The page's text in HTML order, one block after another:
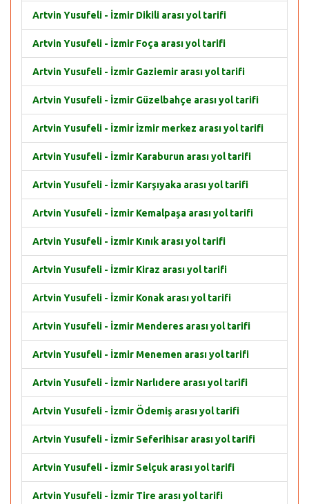
Artvin Yusufeli - İzmir Dikili arası yol tarifi
Artvin Yusufeli - İzmir Foça arası yol tarifi
Artvin Yusufeli - İzmir Gaziemir arası yol tarifi
Artvin Yusufeli - İzmir Güzelbahçe arası yol tarifi
Artvin Yusufeli - İzmir İzmir merkez arası yol tarifi
Artvin Yusufeli - İzmir Karaburun arası yol tarifi
Artvin Yusufeli - İzmir Karşıyaka arası yol tarifi
Artvin Yusufeli - İzmir Kemalpaşa arası yol tarifi
Artvin Yusufeli - İzmir Kınık arası yol tarifi
Artvin Yusufeli - İzmir Kiraz arası yol tarifi
Artvin Yusufeli - İzmir Konak arası yol tarifi
Artvin Yusufeli - İzmir Menderes arası yol tarifi
Artvin Yusufeli - İzmir Menemen arası yol tarifi
Artvin Yusufeli - İzmir Narlıdere arası yol tarifi
Artvin Yusufeli - İzmir Ödemiş arası yol tarifi
Artvin Yusufeli - İzmir Seferihisar arası yol tarifi
Artvin Yusufeli - İzmir Selçuk arası yol tarifi
Artvin Yusufeli - İzmir Tire arası yol tarifi